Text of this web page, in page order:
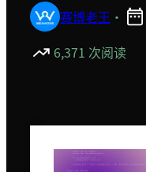
赛博老王 ·
6,371 次阅读